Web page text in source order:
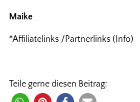
Maike
*Affiliatelinks /Partnerlinks (Info)
Teile gerne diesen Beitrag: